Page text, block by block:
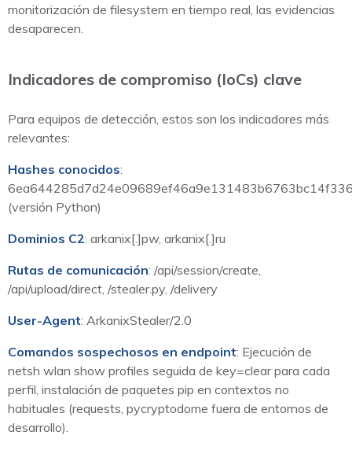
monitorización de filesystem en tiempo real, las evidencias
desaparecen.
Indicadores de compromiso (IoCs) clave
Para equipos de detección, estos son los indicadores más
relevantes:
Hashes conocidos:
(versión Python)
Dominios C2: arkanix[.]pw, arkanix[.]ru
Rutas de comunicación: /api/session/create,
/api/upload/direct, /stealer.py, /delivery
User-Agent: ArkanixStealer/2.0
Comandos sospechosos en endpoint: Ejecución de
netsh wlan show profiles seguida de key=clear para cada
perfil, instalación de paquetes pip en contextos no
habituales (requests, pycryptodome fuera de entornos de
desarrollo).